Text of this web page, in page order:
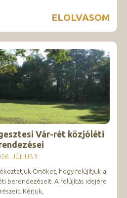
ELOLVASOM
Vár-rét közjóléti
JÚLIUS 3.
Önöket, hogy felújítjuk a
berendezéseit. A felújítás idejére
Kérjük,